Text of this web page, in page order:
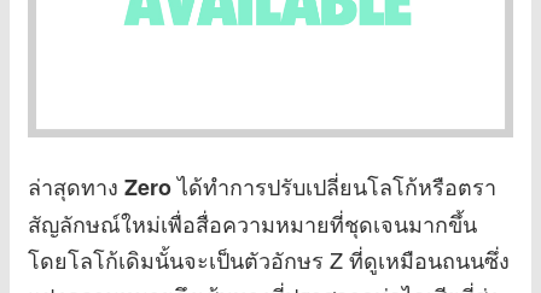
ล่าสุดทาง Zeroได้ทำการปรับเปลี่ยนโลโก้หรือตรา
สัญลักษณ์ใหม่เพื่อสื่อความหมายที่ชุดเจนมากขึ้น
โดยโลโก้เดิมนั้นจะเป็นตัวอักษร Z ที่ดูเหมือนถนนซึ่ง